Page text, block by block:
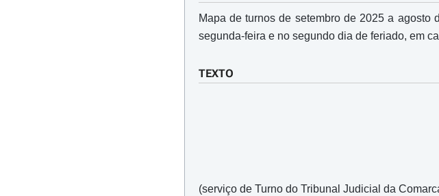
Mapa de turnos de setembro de 2025 a
segunda­-feira e no segundo dia de feriado, em
TEXTO
(serviço de Turno do Tribunal Judicial da